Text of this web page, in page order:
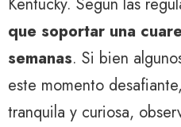
que soportar una
semanas. Si bien
este momento
tranquila y curiosa,